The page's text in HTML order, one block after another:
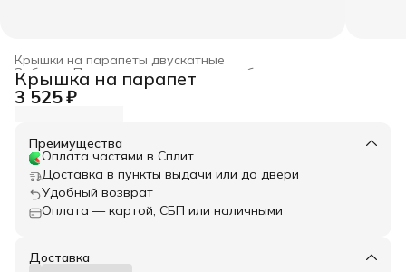
Крышки на парапеты двускатные
Парапетные крышки для забора
Забор
Весь архитектурный декор
Главная ›
Крышка на парапет
3 525 ₽
Преимущества
Оплата частями в Сплит
Доставка в пункты выдачи или до двери
Удобный возврат
Оплата — картой, СБП или наличными
Доставка